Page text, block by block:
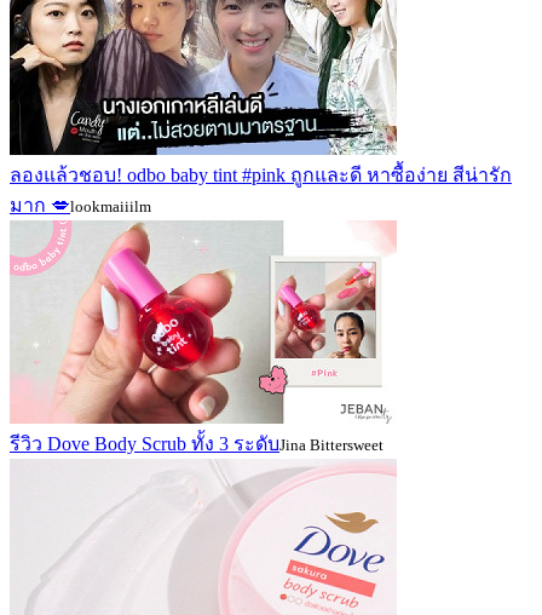
ลองแล้วชอบ! odbo baby tint #pink ถูกและดี หาซื้อง่าย สีน่ารัก
มาก 💋lookmaiiilm
รีวิว Dove Body Scrub ทั้ง 3 ระดับJina Bittersweet